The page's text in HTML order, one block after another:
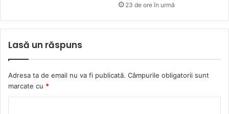
23 de ore în urmă
Lasă un răspuns
Adresa ta de email nu va fi publicată. Câmpurile obligatorii sunt
marcate cu *